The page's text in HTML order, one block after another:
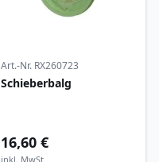
Art.-Nr. RX260723
Schieberbalg
16,60 €
inkl. MwSt.